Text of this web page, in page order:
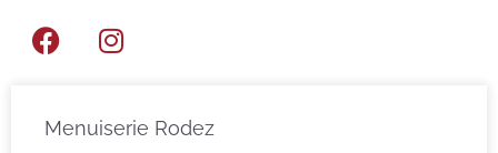
Menuiserie Rodez